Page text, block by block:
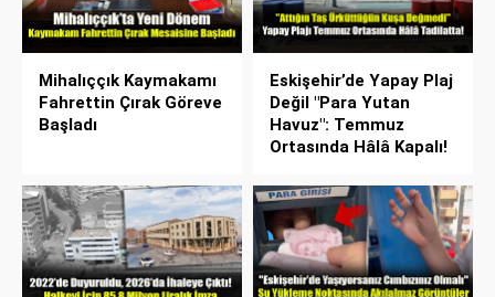
Mihalıççık Kaymakamı
Fahrettin Çırak Göreve
Başladı
Eskişehir’de Yapay Plaj
Değil "Para Yutan
Havuz": Temmuz
Ortasında Hâlâ Kapalı!